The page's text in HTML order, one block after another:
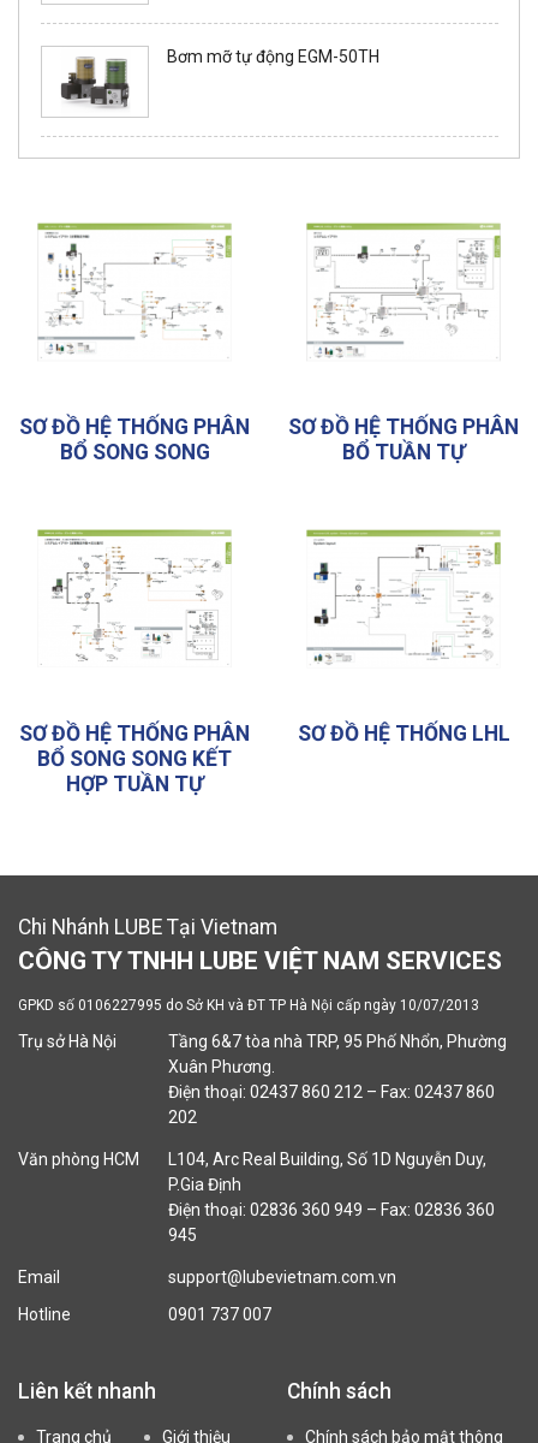
Bơm mỡ tự động EGM-50TH
SƠ ĐỒ HỆ THỐNG PHÂN
BỔ SONG SONG
SƠ ĐỒ HỆ THỐNG PHÂN
BỔ TUẦN TỰ
SƠ ĐỒ HỆ THỐNG PHÂN
BỔ SONG SONG KẾT
HỢP TUẦN TỰ
SƠ ĐỒ HỆ THỐNG LHL
Chi Nhánh LUBE Tại Vietnam
CÔNG TY TNHH LUBE VIỆT NAM SERVICES
GPKD số 0106227995 do Sở KH và ĐT TP Hà Nội cấp ngày 10/07/2013
Trụ sở Hà Nội
Tầng 6&7 tòa nhà TRP, 95 Phố Nhổn, Phường
Xuân Phương.
Điện thoại: 02437 860 212 – Fax: 02437 860
202
Văn phòng HCM
L104, Arc Real Building, Số 1D Nguyễn Duy,
P.Gia Định
Điện thoại: 02836 360 949 – Fax: 02836 360
945
Email
support@lubevietnam.com.vn
Hotline
0901 737 007
Liên kết nhanh
Trang chủ Giới thiệu
Chính sách
Chính sách bảo mật thông